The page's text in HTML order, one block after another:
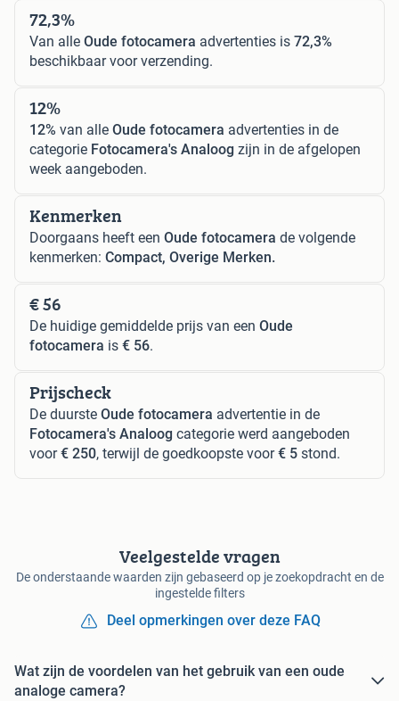
72,3%
Van alle Oude fotocamera advertenties is 72,3%
beschikbaar voor verzending.
12%
12% van alle Oude fotocamera advertenties in de
categorie Fotocamera's Analoog zijn in de afgelopen
week aangeboden.
Kenmerken
Doorgaans heeft een Oude fotocamera de volgende
kenmerken: Compact, Overige Merken.
€ 56
De huidige gemiddelde prijs van een Oude
fotocamera is € 56.
Prijscheck
De duurste Oude fotocamera advertentie in de
Fotocamera's Analoog categorie werd aangeboden
voor€ 250, terwijl de goedkoopste voor€ 5 stond.
Veelgestelde vragen
De onderstaande waarden zijn gebaseerd op je zoekopdracht en de
ingestelde filters
Deel opmerkingen over deze FAQ
Wat zijn de voordelen van het gebruik van een oude
analoge camera?